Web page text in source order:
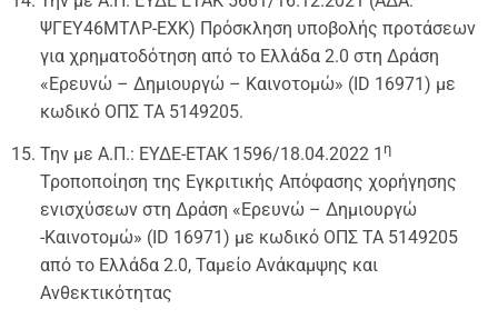
ΨΓΕΥ46ΜΤΛΡ-ΕΧΚ) Πρόσκληση υποβολής προτάσεων
για χρηματοδότηση από το Ελλάδα 2.0 στη Δράση
«Ερευνώ – Δημιουργώ – Καινοτομώ» (ID 16971) με
κωδικό ΟΠΣ ΤΑ 5149205.
Την με Α.Π.: ΕΥΔΕ-ΕΤΑΚ 1596/18.04.2022 1 η
Τροποποίηση της Εγκριτικής Απόφασης χορήγησης
ενισχύσεων στη Δράση «Ερευνώ – Δημιουργώ
-Καινοτομώ» (ID 16971) με κωδικό ΟΠΣ ΤΑ 5149205
από το Ελλάδα 2.0, Ταμείο Ανάκαμψης και
Ανθεκτικότητας